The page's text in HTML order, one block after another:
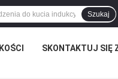
Szukaj
SKONTAKTUJ SIĘ